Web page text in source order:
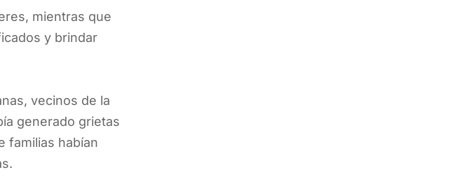
mientras que
y brindar
vecinos de la
generado grietas
familias habían